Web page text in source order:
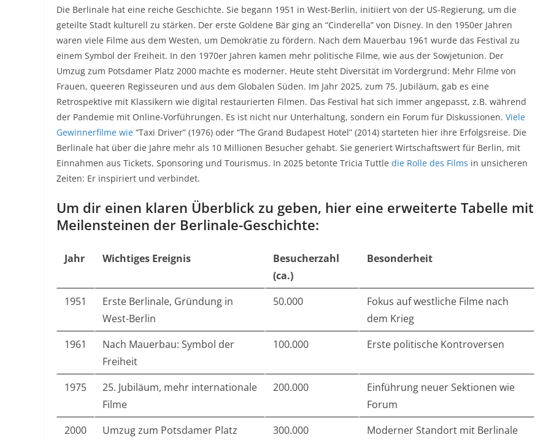
Die Berlinale hat eine reiche Geschichte. Sie begann 1951 in West-Berlin, initiiert von der US-Regierung, um die
geteilte Stadt kulturell zu stärken. Der erste Goldene Bär ging an “Cinderella” von Disney. In den 1950er Jahren
waren viele Filme aus dem Westen, um Demokratie zu fördern. Nach dem Mauerbau 1961 wurde das Festival zu
einem Symbol der Freiheit. In den 1970er Jahren kamen mehr politische Filme, wie aus der Sowjetunion. Der
Umzug zum Potsdamer Platz 2000 machte es moderner. Heute steht Diversität im Vordergrund: Mehr Filme von
Frauen, queeren Regisseuren und aus dem Globalen Süden. Im Jahr 2025, zum 75. Jubiläum, gab es eine
Retrospektive mit Klassikern wie digital restaurierten Filmen. Das Festival hat sich immer angepasst, z.B. während
der Pandemie mit Online-Vorführungen. Es ist nicht nur Unterhaltung, sondern ein Forum für Diskussionen. Viele
Gewinnerfilme wie “Taxi Driver” (1976) oder “The Grand Budapest Hotel” (2014) starteten hier ihre Erfolgsreise. Die
Berlinale hat über die Jahre mehr als 10 Millionen Besucher gehabt. Sie generiert Wirtschaftswert für Berlin, mit
Einnahmen aus Tickets, Sponsoring und Tourismus. In 2025 betonte Tricia Tuttle die Rolle des Films in unsicheren
Zeiten: Er inspiriert und verbindet.
Um dir einen klaren Überblick zu geben, hier eine erweiterte Tabelle mit
Meilensteinen der Berlinale-Geschichte:
Jahr Wichtiges Ereignis
Besucherzahl
(ca.)
Besonderheit
1951
Erste Berlinale, Gründung in
West-Berlin
50.000
Fokus auf westliche Filme nach
dem Krieg
1961
Nach Mauerbau: Symbol der
Freiheit
100.000 Erste politische Kontroversen
1975
25. Jubiläum, mehr internationale
Filme
200.000
Einführung neuer Sektionen wie
Forum
2000
Umzug zum Potsdamer Platz 300.000
Moderner Standort mit Berlinale